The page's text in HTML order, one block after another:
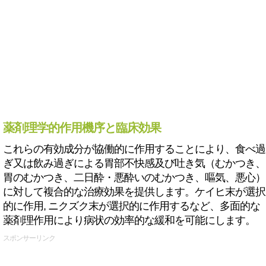
薬剤理学的作用機序と臨床効果
これらの有効成分が協働的に作用することにより、食べ過
ぎ又は飲み過ぎによる胃部不快感及び吐き気（むかつき、
胃のむかつき、二日酔・悪酔いのむかつき、嘔気、悪心）
に対して複合的な治療効果を提供します。ケイヒ末が選択
的に作用, ニクズク末が選択的に作用するなど、多面的な
薬剤理作用により病状の効率的な緩和を可能にします。
スポンサーリンク